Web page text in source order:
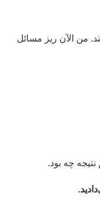
من الآن ریز مسائل
چه بود.